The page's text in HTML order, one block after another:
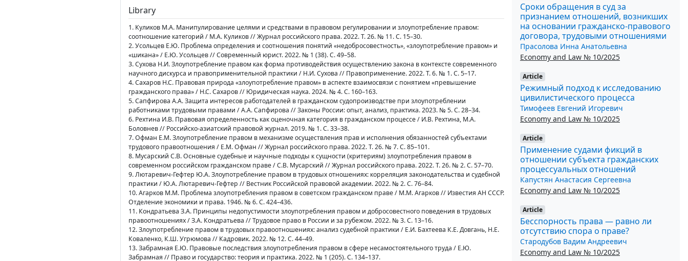
Library
1. Куликов М.А. Манипулирование целями и средствами в правовом регулировании и злоупотребление правом:
соотношение категорий / М.А. Куликов // Журнал российского права. 2022. Т. 26. № 11. С. 15–30.
2. Усольцев Е.Ю. Проблема определения и соотношения понятий «недобросовестность», «злоупотребление правом» и
«шикана» / Е.Ю. Усольцев // Современный юрист. 2022. № 1 (38). С. 49–58.
3. Сухова Н.И. Злоупотребление правом как форма противодействия осуществлению закона в контексте современного
научного дискурса и правоприменительной практики / Н.И. Сухова // Правоприменение. 2022. Т. 6. № 1. С. 5–17.
4. Сахаров Н.С. Правовая природа «злоупотребление правом» в аспекте взаимосвязи с понятием «превышение
гражданского права» / Н.С. Сахаров // Юридическая наука. 2024. № 4. С. 160–163.
5. Сапфирова А.А. Защита интересов работодателей в гражданском судопроизводстве при злоупотреблении
работниками трудовыми правами / А.А. Сапфирова // Законы России: опыт, анализ, практика. 2023. № 5. С. 28–34.
6. Рехтина И.В. Правовая определенность как оценочная категория в гражданском процессе / И.В. Рехтина, М.А.
Боловнев // Российско-азиатский правовой журнал. 2019. № 1. С. 33–38.
7. Офман Е.М. Злоупотребление правом в механизме осуществления прав и исполнения обязанностей субъектами
трудового правоотношения / Е.М. Офман // Журнал российского права. 2022. Т. 26. № 7. С. 85–101.
8. Мусарский С.В. Основные судебные и научные подходы к сущности (критериям) злоупотребления правом в
современном российском гражданском праве / С.В. Мусарский // Журнал российского права. 2022. Т. 26. № 2. С. 57–70.
9. Лютаревич-Гефтер Ю.А. Злоупотребление правом в трудовых отношениях: корреляция законодательства и судебной
практики / Ю.А. Лютаревич-Гефтер // Вестник Российской правовой академии. 2022. № 2. С. 76–84.
10. Агарков М.М. Проблема злоупотребления правом в советском гражданском праве / М.М. Агарков // Известия АН СССР.
Отделение экономики и права. 1946. № 6. С. 424–436.
11. Кондратьева З.А. Принципы недопустимости злоупотребления правом и добросовестного поведения в трудовых
правоотношениях / З.А. Кондратьева // Трудовое право в России и за рубежом. 2022. № 3. С. 13–16.
12. Злоупотребление правом в трудовых правоотношениях: анализ судебной практики / Е.И. Бахтеева К.Е. Довгань, Н.Е.
Коваленко, К.Ш. Угрюмова // Кадровик. 2022. № 12. С. 44–49.
13. Забрамная Е.Ю. Правовые последствия злоупотребления правом в сфере несамостоятельного труда / Е.Ю.
Забрамная // Право и государство: теория и практика. 2022. № 1 (205). С. 134–137.
Сроки обращения в суд за
признанием отношений, возникших
на основании гражданско-правового
договора, трудовыми отношениями
Прасолова Инна Анатольевна
Economy and Law № 10/2025
Article
Режимный подход к исследованию
цивилистического процесса
Тимофеев Евгений Игоревич
Economy and Law № 10/2025
Article
Применение судами фикций в
отношении субъекта гражданских
процессуальных отношений
Капустян Анастасия Сергеевна
Economy and Law № 10/2025
Article
Бесспорность права — равно ли
отсутствию спора о праве?
Стародубов Вадим Андреевич
Economy and Law № 10/2025